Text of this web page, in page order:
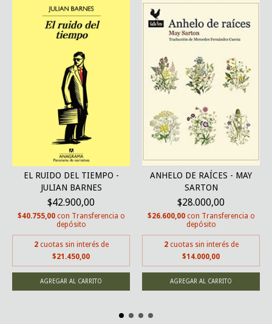
EL RUIDO DEL TIEMPO -
JULIAN BARNES
$42.900,00
$40.755,00 con Transferencia o
depósito
2 cuotas sin interés de
$21.450,00
ANHELO DE RAÍCES - MAY
SARTON
$28.000,00
$26.600,00 con Transferencia o
depósito
2 cuotas sin interés de
$14.000,00